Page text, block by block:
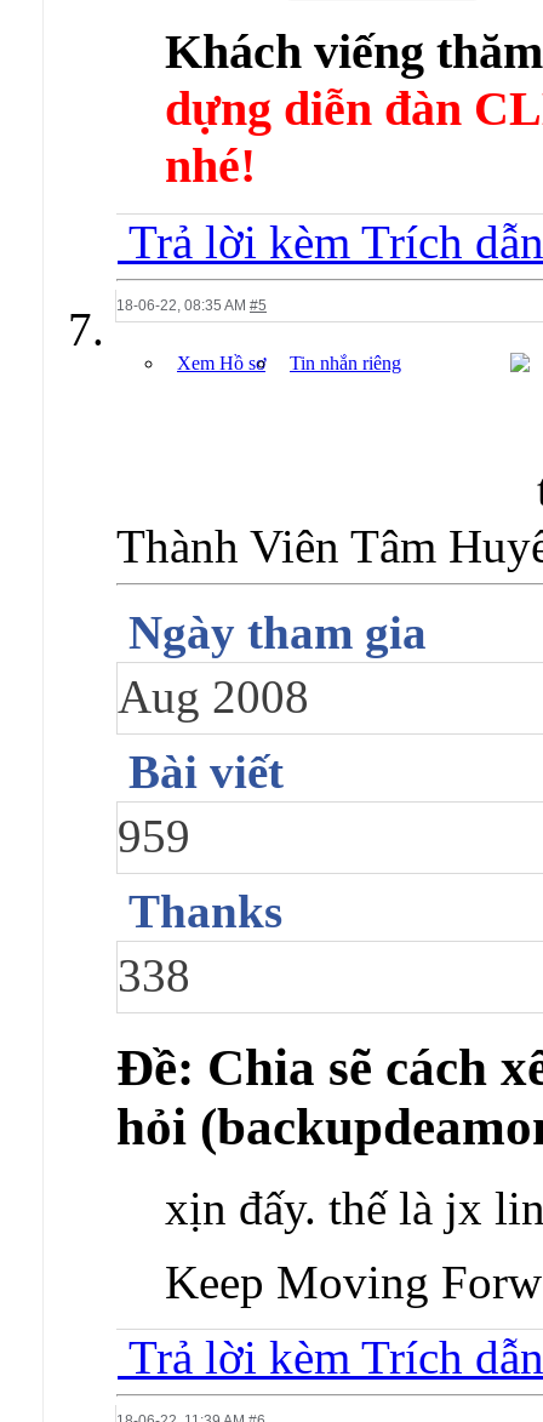
Khách viếng
dựng diễn đàn
nhé!
Trả lời kèm Trích dẫn
18-06-22, 08:35 AM #5
Xem Hồ sơ Tin nhắn riêng
Thành Viên Tâm
Ngày tham gia
Aug 2008
Bài viết
959
Thanks
338
Ðề: Chia sẽ cách
hỏi
xịn đấy. thế là jx
Keep Moving
Trả lời kèm Trích dẫn